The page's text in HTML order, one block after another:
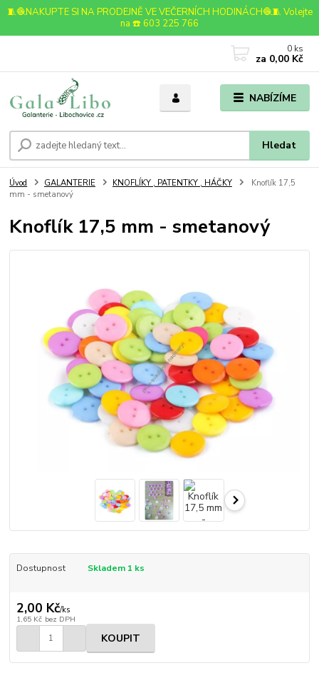
🧵🧶NAKUPTE SI NA PRODEJNĚ VE VEČERNÍCH HODINÁCH🧶🧵 Volejte
na ☎️ 603 225 766
NABÍZÍME
Hledat
0 ks
za 0,00 Kč
Úvod GALANTERIE KNOFLÍKY , PATENTKY , HÁČKY
Knoflík 17,5
mm - smetanový
Knoflík 17,5 mm - smetanový
Dostupnost Skladem 1 ks
2,00 Kč/ks
1,65 Kč bez DPH
KOUPIT